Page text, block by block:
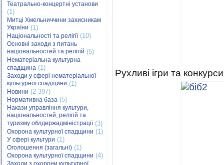
Театрально-концертні установи
(1)
Митці Хмельниччини захисникам
України (1)
Національності та релігії(10)
Основні заходи з питань
національностей та релігій (5)
Нематеріальна культурна
спадщина (1)
Заходи у сфері нематеріальної
культурної спадщини (1)
Новини (2 397)
Нормативна база (5)
Накази управління культури,
національностей, релігій та
туризму облдержадміністрації(3)
Охорона культурної спадщини (1)
У сфері культури (1)
Оголошення (загальні) (1)
Охорона культурної спадщини (4)
Заходи з охорони культурної
Рухливі ігри та